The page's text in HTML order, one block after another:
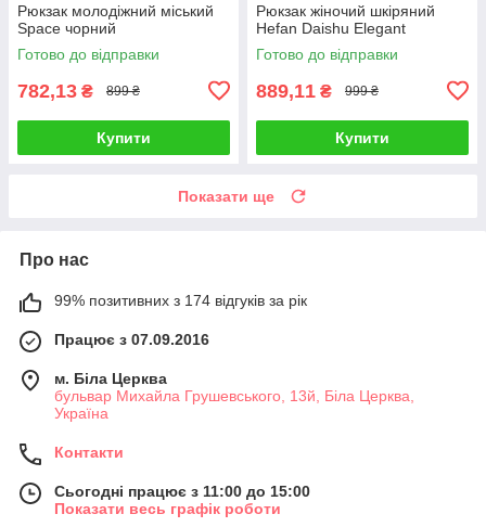
Рюкзак молодіжний міський
Space чорний
Готово до відправки
782,13 ₴ 899 ₴
Купити
Рюкзак жіночий шкіряний
Hefan Daishu Elegant
Готово до відправки
889,11 ₴ 999 ₴
Купити
Показати ще
Про нас
99% позитивних з 174 відгуків за рік
Працює з 07.09.2016
м. Біла Церква
бульвар Михайла Грушевського, 13й, Біла Церква,
Україна
Контакти
Сьогодні працює з 11:00 до 15:00
Показати весь графік роботи